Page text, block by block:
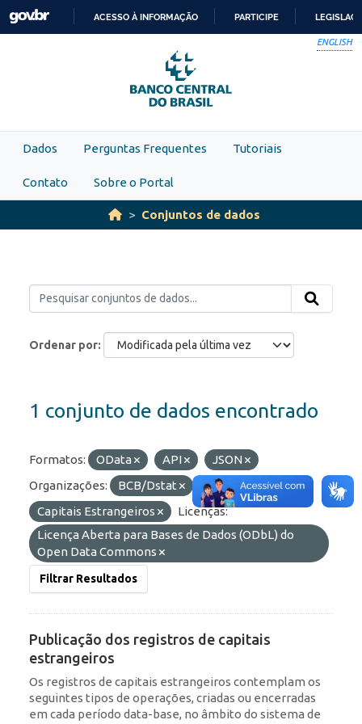
Skip to main content
PARA
O
CONTEÚDO
ACESSO À INFORMAÇÃO PARTICIPE
ENGLISH
Dados Perguntas Frequentes Tutoriais
Contato Sobre o Portal
Conjuntos de dados
Ordenar por
1 conjunto de dados encontrado
Formatos: OData API
JSON
Organizações:
BCB/Dstat Etiquetas:
RDE
Capitais Estrangeiros
Licenças:
Licença Aberta para Bases de Dados (ODbL) do
Open Data Commons
Filtrar Resultados
Publicação dos registros de capitais
estrangeiros
Os registros de capitais estrangeiros contemplam os
seguintes tipos de operações, criadas ou encerradas
em cada período data-base, no âmbito do sistema de